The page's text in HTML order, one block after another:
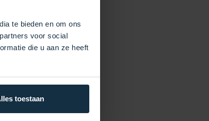
te bieden en om ons
voor social
die u aan ze heeft
toestaan